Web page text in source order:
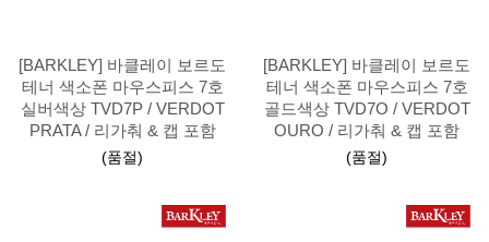
[BARKLEY] 바클레이 보르도
테너 색소폰 마우스피스 7호
실버색상 TVD7P / VERDOT
PRATA / 리가춰 & 캡 포함
(품절)
[BARKLEY] 바클레이 보르도
테너 색소폰 마우스피스 7호
골드색상 TVD7O / VERDOT
OURO / 리가춰 & 캡 포함
(품절)